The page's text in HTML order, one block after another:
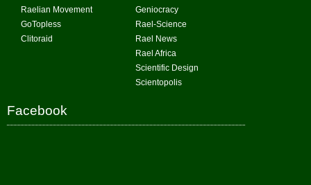
Raelian Movement
GoTopless
Clitoraid
Geniocracy
Rael-Science
Rael News
Rael Africa
Scientific Design
Scientopolis
Facebook